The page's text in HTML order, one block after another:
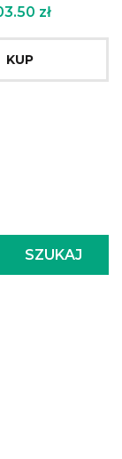
zł
KUP
SZUKAJ